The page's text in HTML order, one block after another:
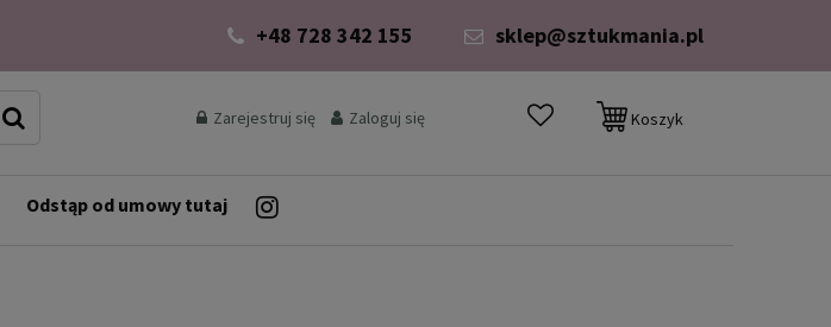
+48 728 342 155 sklep@sztukmania.pl
Zarejestruj się Zaloguj się Koszyk
Odstąp od umowy tutaj